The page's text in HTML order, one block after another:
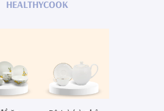
HEALTHYCOOK